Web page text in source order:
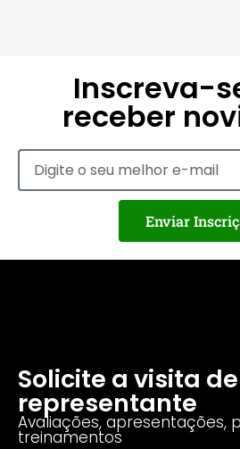
Inscreva-
receber
Enviar
Solicite a visita
representante
Avaliações, apresentações,
treinamentos